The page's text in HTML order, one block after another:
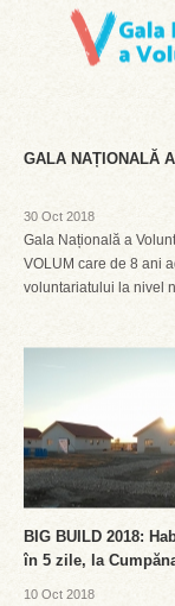
GALA NAȚIONALĂ
30 Oct 2018
Gala Națională a
VOLUM care de 8 ani
voluntariatului la nivel
BIG BUILD 2018:
în 5 zile, la
10 Oct 2018